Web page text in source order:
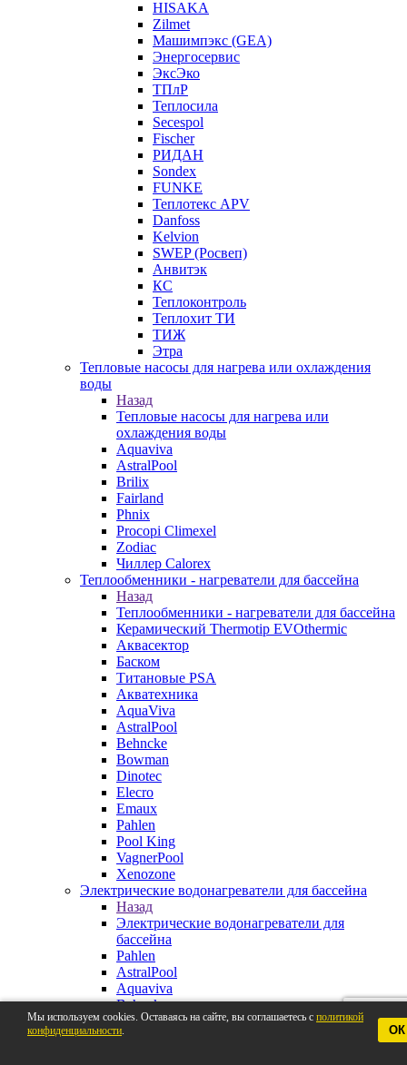
HISAKA
Zilmet
Машимпэкс (GEA)
Энергосервис
ЭксЭко
ТПлР
Теплосила
Secespol
Fischer
РИДАН
Sondex
FUNKE
Теплотекс APV
Danfoss
Kelvion
SWEP (Росвеп)
Анвитэк
КС
Теплоконтроль
Теплохит ТИ
ТИЖ
Этра
Тепловые насосы для нагрева или охлаждения
воды
Назад
Тепловые насосы для нагрева или
охлаждения воды
Aquaviva
AstralPool
Brilix
Fairland
Phnix
Procopi Climexel
Zodiac
Чиллер Calorex
Теплообменники - нагреватели для бассейна
Назад
Теплообменники - нагреватели для бассейна
Керамический Thermotip EVOthermic
Аквасектор
Баском
Титановые PSA
Акватехника
AquaViva
AstralPool
Behncke
Bowman
Dinotec
Elecro
Emaux
Pahlen
Pool King
VagnerPool
Xenozone
Электрические водонагреватели для бассейна
Назад
Электрические водонагреватели для
бассейна
Pahlen
AstralPool
Aquaviva
Behncke
BestWay
Elecro
Мы используем cookies. Оставаясь на сайте, вы соглашаетесь с политикой
конфиденциальности. ОК